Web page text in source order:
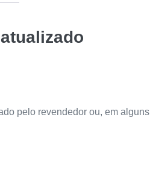
pelo revendedor ou, em alguns